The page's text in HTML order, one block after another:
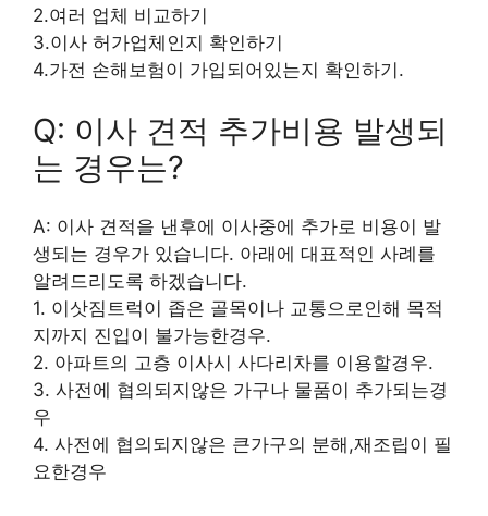
2.여러 업체 비교하기
3.이사 허가업체인지 확인하기
4.가전 손해보험이 가입되어있는지 확인하기.
Q: 이사 견적 추가비용 발생되
는 경우는?
A: 이사 견적을 낸후에 이사중에 추가로 비용이 발
생되는 경우가 있습니다. 아래에 대표적인 사례를
알려드리도록 하겠습니다.
1. 이삿짐트럭이 좁은 골목이나 교통으로인해 목적
지까지 진입이 불가능한경우.
2. 아파트의 고층 이사시 사다리차를 이용할경우.
3. 사전에 협의되지않은 가구나 물품이 추가되는경
우
4. 사전에 협의되지않은 큰가구의 분해,재조립이 필
요한경우